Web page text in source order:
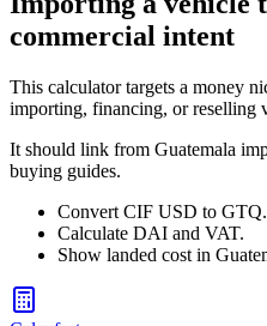
commercial intent
This calculator targets a money
importing, financing, or reselling
It should link from Guatemala
buying guides.
Convert CIF USD to GTQ.
Calculate DAI and VAT.
Show landed cost in